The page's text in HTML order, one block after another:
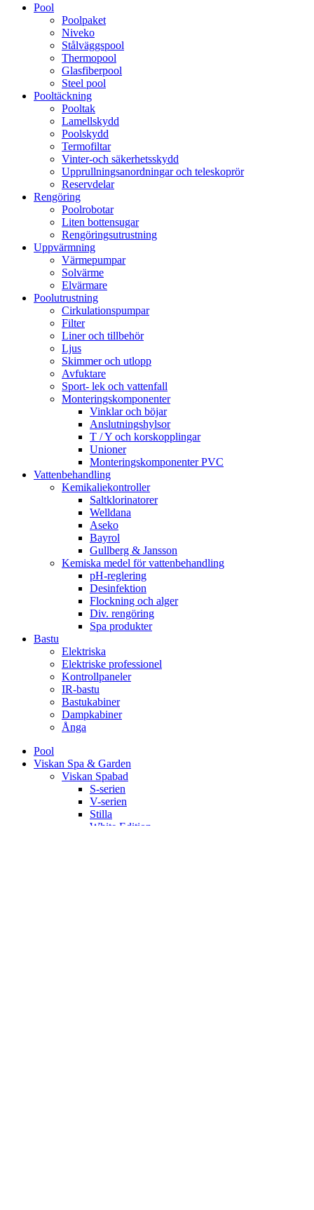
Pool
Poolpaket
Niveko
Stålväggspool
Thermopool
Glasfiberpool
Steel pool
Pooltäckning
Pooltak
Lamellskydd
Poolskydd
Termofiltar
Vinter-och säkerhetsskydd
Upprullningsanordningar och teleskoprör
Reservdelar
Rengöring
Poolrobotar
Liten bottensugar
Rengöringsutrustning
Uppvärmning
Värmepumpar
Solvärme
Elvärmare
Poolutrustning
Cirkulationspumpar
Filter
Liner och tillbehör
Ljus
Skimmer och utlopp
Avfuktare
Sport- lek och vattenfall
Monteringskomponenter
Vinklar och böjar
Anslutningshylsor
T / Y och korskopplingar
Unioner
Monteringskomponenter PVC
Vattenbehandling
Kemikaliekontroller
Saltklorinatorer
Welldana
Aseko
Bayrol
Gullberg & Jansson
Kemiska medel för vattenbehandling
pH-reglering
Desinfektion
Flockning och alger
Div. rengöring
Spa produkter
Bastu
Elektriska
Elektriske professionel
Kontrollpaneler
IR-bastu
Bastukabiner
Dampkabiner
Ånga
Pool
Viskan Spa & Garden
Viskan Spabad
S-serien
V-serien
Stilla
White Edition